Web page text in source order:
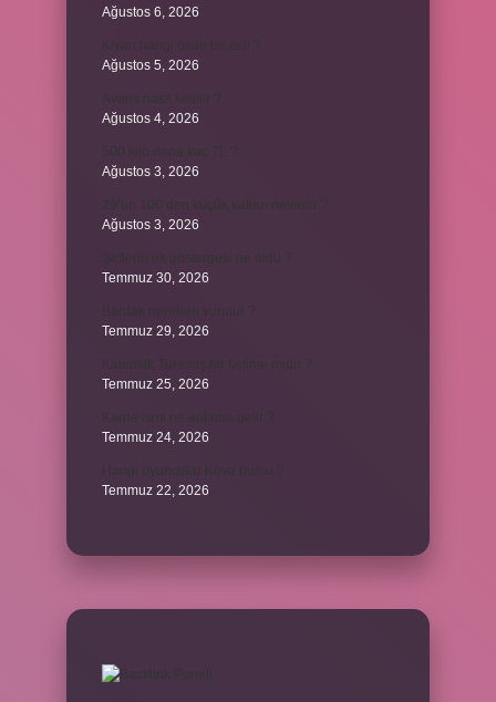
Ağustos 6, 2026
Ağustos 5, 2026
Ağustos 4, 2026
Ağustos 3, 2026
Ağustos 3, 2026
Temmuz 30, 2026
Temmuz 29, 2026
Temmuz 25, 2026
Temmuz 24, 2026
Temmuz 22, 2026